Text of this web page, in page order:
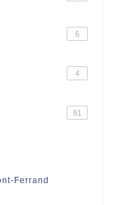
6
4
81
Ferrand